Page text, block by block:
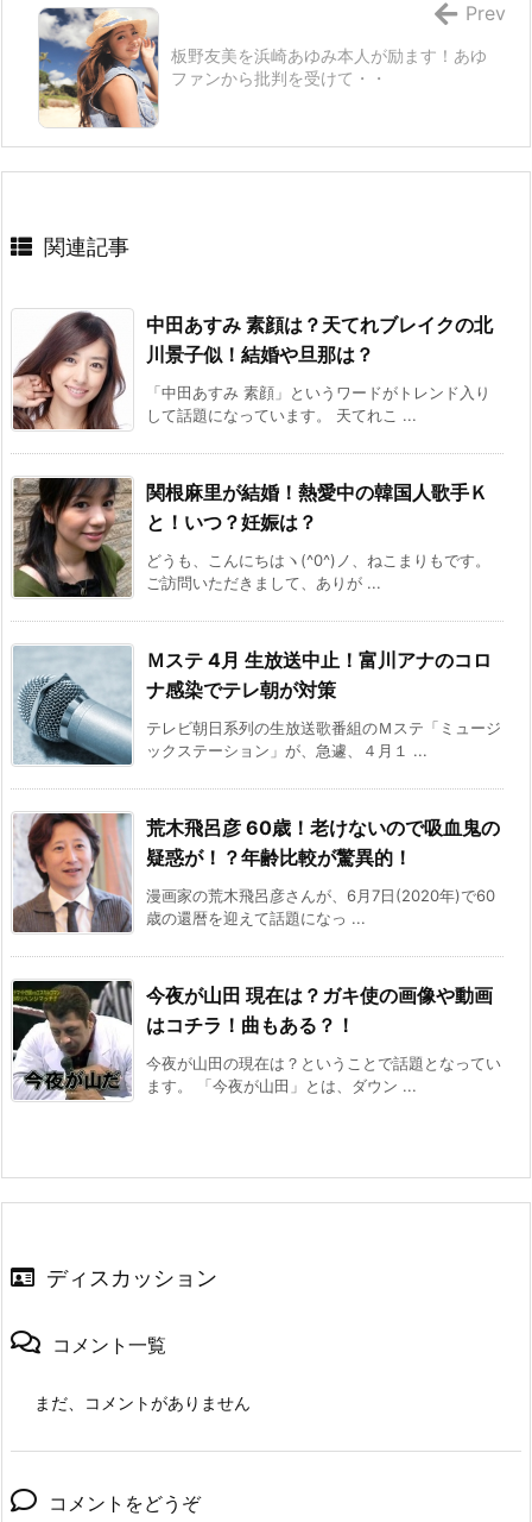
板野友美を浜崎あゆみ本人が励ます！あゆ
ファンから批判を受けて・・
Prev
関連記事
中田あすみ 素顔は？天てれブレイクの北
川景子似！結婚や旦那は？
「中田あすみ 素顔」というワードがトレンド入り
して話題になっています。 天てれこ ...
関根麻里が結婚！熱愛中の韓国人歌手Ｋ
と！いつ？妊娠は？
どうも、こんにちはヽ(^0^)ノ、ねこまりもです。
ご訪問いただきまして、ありが ...
Ｍステ 4月 生放送中止！富川アナのコロ
ナ感染でテレ朝が対策
テレビ朝日系列の生放送歌番組のＭステ「ミュージ
ックステーション」が、急遽、４月１ ...
荒木飛呂彦 60歳！老けないので吸血鬼の
疑惑が！？年齢比較が驚異的！
漫画家の荒木飛呂彦さんが、6月7日(2020年)で60
歳の還暦を迎えて話題になっ ...
今夜が山田 現在は？ガキ使の画像や動画
はコチラ！曲もある？！
今夜が山田の現在は？ということで話題となってい
ます。 「今夜が山田」とは、ダウン ...
ディスカッション
コメント一覧
まだ、コメントがありません
コメントをどうぞ